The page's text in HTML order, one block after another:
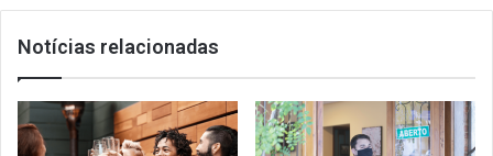
Notícias relacionadas